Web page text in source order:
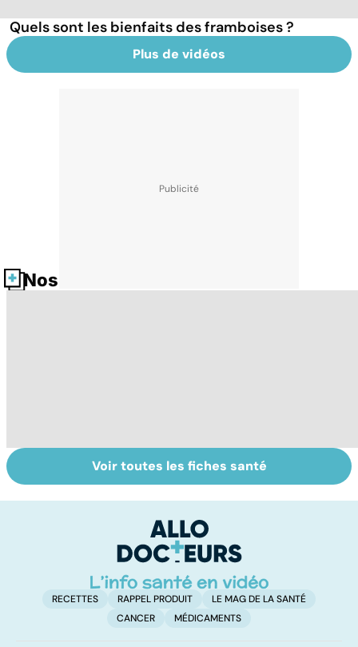
Quels sont les bienfaits des framboises ?
Plus de vidéos
Nos fiches santé
Tout savoir sur
les infections
Inflammation des
amygdales : que
d'angine ?
Voir toutes les fiches santé
RECETTES RAPPEL PRODUIT
LE MAG DE LA SANTÉ
CANCER
MÉDICAMENTS